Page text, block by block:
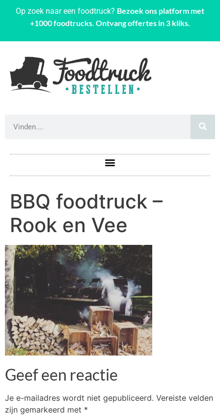
Op zoek naar een foodtruck? Bezoek ons platform met
+1000 foodtrucks. Ontvang offertes in 3 kliks.
BBQ foodtruck –
Rook en Vee
Geef een reactie
Je e-mailadres wordt niet gepubliceerd. Vereiste velden
zijn gemarkeerd met *